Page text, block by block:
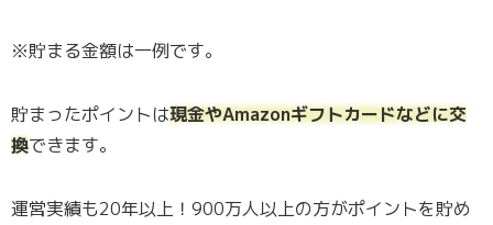
※貯まる金額は一例です。
貯まったポイントは現金やAmazonギフトカードなどに交
換できます。
運営実績も20年以上！900万人以上の方がポイントを貯め